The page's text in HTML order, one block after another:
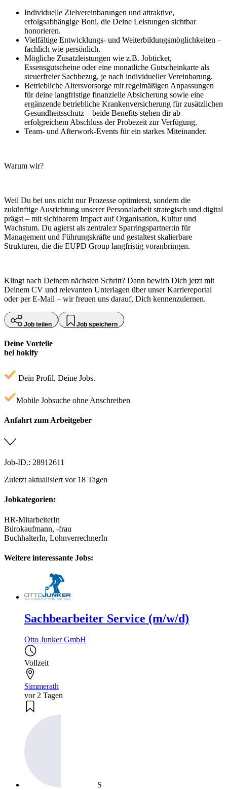
Individuelle Zielvereinbarungen und attraktive,
erfolgsabhängige Boni, die Deine Leistungen sichtbar
honorieren.
Vielfältige Entwicklungs‑ und Weiterbildungsmöglichkeiten –
fachlich wie persönlich.
Mögliche Zusatzleistungen wie z.B. Jobticket,
Essensgutscheine oder eine monatliche Gutscheinkarte als
steuerfreier Sachbezug, je nach individueller Vereinbarung.
Betriebliche Altersvorsorge mit regelmäßigen Anpassungen
für deine langfristige finanzielle Absicherung sowie eine
ergänzende betriebliche Krankenversicherung für zusätzlichen
Gesundheitsschutz – beide Benefits stehen dir ab
erfolgreichem Abschluss der Probezeit zur Verfügung.
Team‑ und Afterwork‑Events für ein starkes Miteinander.
Warum wir?
Weil Du bei uns nicht nur Prozesse optimierst, sondern die
zukünftige Ausrichtung unserer Personalarbeit strategisch und digital
prägst – mit sichtbarem Impact auf Organisation, Kultur und
Wachstum. Du agierst als zentrale:r Sparringspartner:in für
Management und Führungskräfte und gestaltest skalierbare
Strukturen, die die EUPD Group langfristig voranbringen.
Klingt nach Deinem nächsten Schritt? Dann bewirb Dich jetzt mit
Deinem CV und relevanten Unterlagen über unser Karriereportal
oder per E‑Mail – wir freuen uns darauf, Dich kennenzulernen.
Job teilen Job speichern
Deine Vorteile
bei hokify
Dein Profil. Deine Jobs.
Mobile Jobsuche ohne Anschreiben
Anfahrt zum Arbeitgeber
Job-ID.: 28912611
Zuletzt aktualisiert vor 18 Tagen
Jobkategorien:
HR-MitarbeiterIn
Bürokaufmann, -frau
BuchhalterIn, LohnverrechnerIn
Weitere interessante Jobs:
Sachbearbeiter Service (m/w/d)
Otto Junker GmbH
Vollzeit
Simmerath
vor 2 Tagen
S